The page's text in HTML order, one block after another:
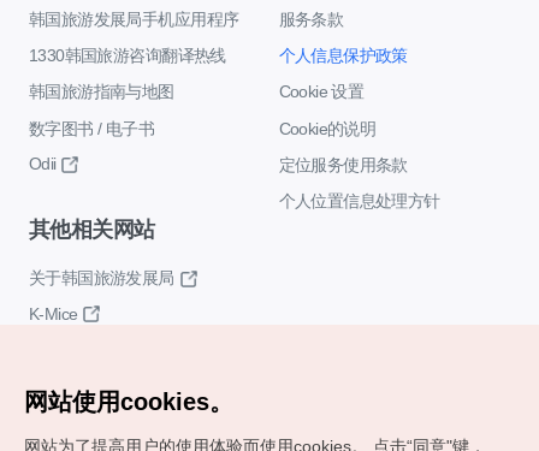
韩国旅游发展局手机应用程序
1330韩国旅游咨询翻译热线
韩国旅游指南与地图
数字图书 / 电子书
Odii
服务条款
个人信息保护政策
Cookie 设置
Cookie的说明
定位服务使用条款
个人位置信息处理方针
其他相关网站
关于韩国旅游发展局
K-Mice
网站使用cookies。
网站为了提高用户的使用体验而使用cookies。 点击“同意"键，